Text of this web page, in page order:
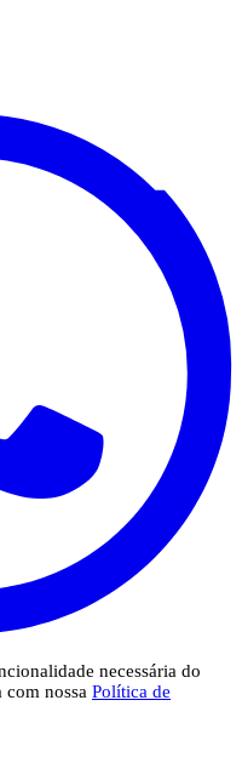
necessária do
com nossa Política de